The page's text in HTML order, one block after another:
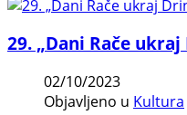
29. „Dani Rače
02/10/2023
Objavljeno u Kultura